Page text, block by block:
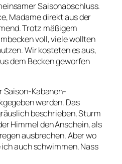
Saisonabschluss.
Madame direkt aus der
Trotz mäßigem
voll, viele wollten
Wir kosteten es aus,
dem Becken geworfen
Saison-Kabanen-
werden. Das
beschrieben, Sturm
Himmel den Anschein, als
ausbrechen. Aber wo
auch schwimmen. Nass